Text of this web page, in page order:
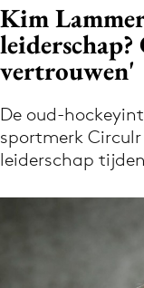
Volg het
Kim
vertrouwen'
De oud-
sportmerk
leiderschap